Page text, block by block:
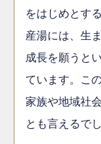
をはじめとす
産湯には、生
成長を願うと
ています。こ
家族や地域社
とも言えるでし